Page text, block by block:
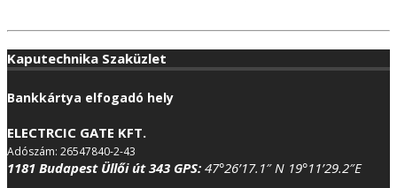
Kaputechnika Szaküzlet
Bankkártya elfogadó hely
ELECTRCIC GATE KFT.
Adószám: 26547840-2-43
1181 Budapest Üllői út 343 GPS: 47°26’17.1″ N 19°11’29.2″E